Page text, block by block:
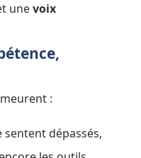
unevoix
:
dépassés,